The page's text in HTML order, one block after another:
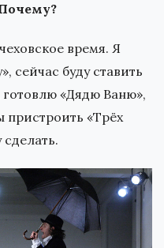
время. Я
сейчас буду ставить
«Дядю Ваню»,
пристроить «Трёх
сделать.